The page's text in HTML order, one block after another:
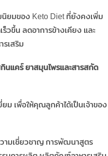
นิยมของ Keto Diet ที่ยังคงเพิ่ม
วขึ้น ลดอาการข้างเคียง และ
เสริม
นแคร์ ยาสมุนไพรและสารสกัด
เพื่อให้คุณลูกค้าได้เป็นเจ้าของ
ามเชี่ยวชาญ การพัฒนาสูตร